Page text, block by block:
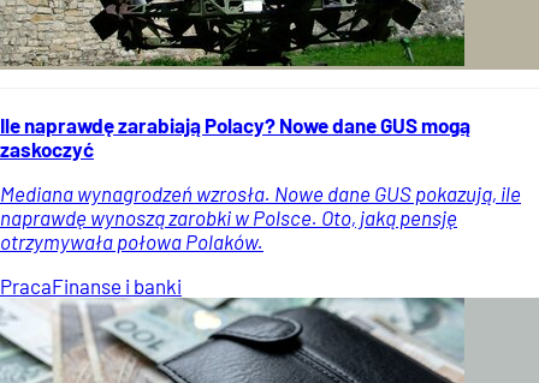
Ile naprawdę zarabiają Polacy? Nowe dane GUS mogą
zaskoczyć
Mediana wynagrodzeń wzrosła. Nowe dane GUS pokazują, ile
naprawdę wynoszą zarobki w Polsce. Oto, jaką pensję
otrzymywała połowa Polaków.
PracaFinanse i banki